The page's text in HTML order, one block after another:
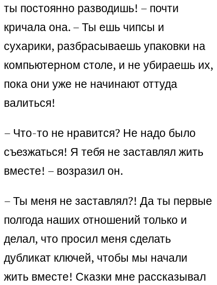
ты постоянно разводишь! – почти
кричала она. – Ты ешь чипсы и
сухарики, разбрасываешь упаковки на
компьютерном столе, и не убираешь их,
пока они уже не начинают оттуда
валиться!
– Что-то не нравится? Не надо было
съезжаться! Я тебя не заставлял жить
вместе! – возразил он.
– Ты меня не заставлял?! Да ты первые
полгода наших отношений только и
делал, что просил меня сделать
дубликат ключей, чтобы мы начали
жить вместе! Сказки мне рассказывал